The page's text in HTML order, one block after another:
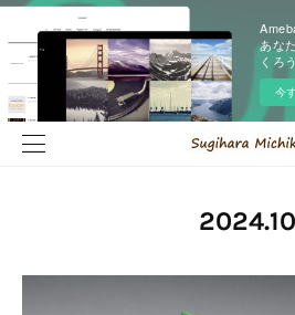
あな
くろう
今
2024.10